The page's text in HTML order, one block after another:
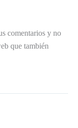
comentarios y no
que también